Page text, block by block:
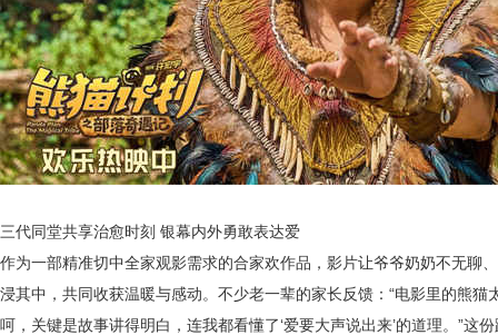
三代同堂共享治愈时刻 银幕内外勇敢表达爱
作为一部精准切中全家观影需求的合家欢作品 ， 影片让爷爷奶奶不无聊
浸其中，共同收获温暖与感动。 不少老一辈的家长反馈： “电影里的熊猫
呵，关键是故事讲得明白，连我都看懂了‘爱要大声说出来’的道理。”这